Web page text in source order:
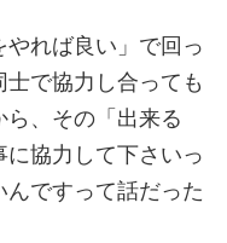
れば良い」で回っ
で協力し合っても
ら、その「出来る
に協力して下さいっ
ですって話だった